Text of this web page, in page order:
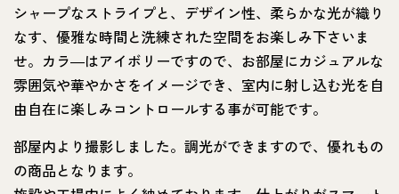
シャープなストライプと、デザイン性、柔らかな光が織り
なす、優雅な時間と洗練された空間をお楽しみ下さいま
せ。カラ―はアイボリーですので、お部屋にカジュアルな
雰囲気や華やかさをイメージでき、室内に射し込む光を自
由自在に楽しみコントロールする事が可能です。
部屋内より撮影しました。調光ができますので、優れもの
の商品となります。